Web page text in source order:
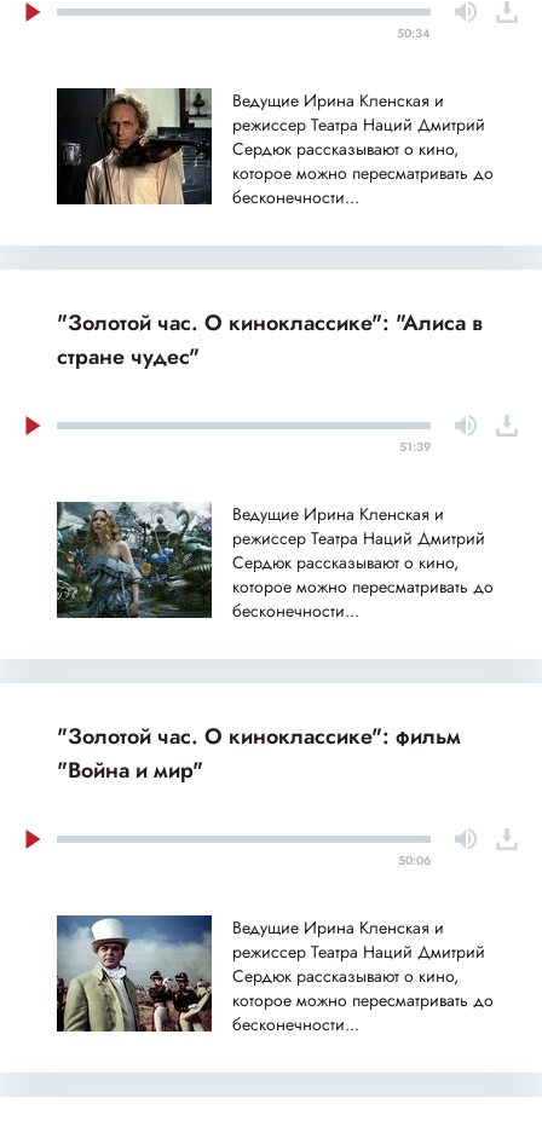
50:34
Ведущие Ирина Кленская и
режиссер Театра Наций Дмитрий
Сердюк рассказывают о кино,
которое можно пересматривать до
бесконечности...
"Золотой час. О киноклассике": "Алиса в
стране чудес"
51:39
Ведущие Ирина Кленская и
режиссер Театра Наций Дмитрий
Сердюк рассказывают о кино,
которое можно пересматривать до
бесконечности...
"Золотой час. О киноклассике": фильм
"Война и мир"
50:06
Ведущие Ирина Кленская и
режиссер Театра Наций Дмитрий
Сердюк рассказывают о кино,
которое можно пересматривать до
бесконечности...